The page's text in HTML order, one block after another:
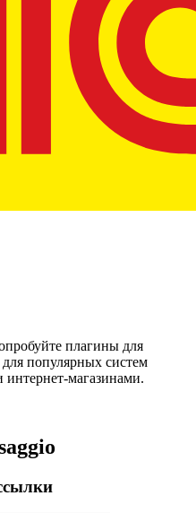
плагины для
популярных систем
магазинами.